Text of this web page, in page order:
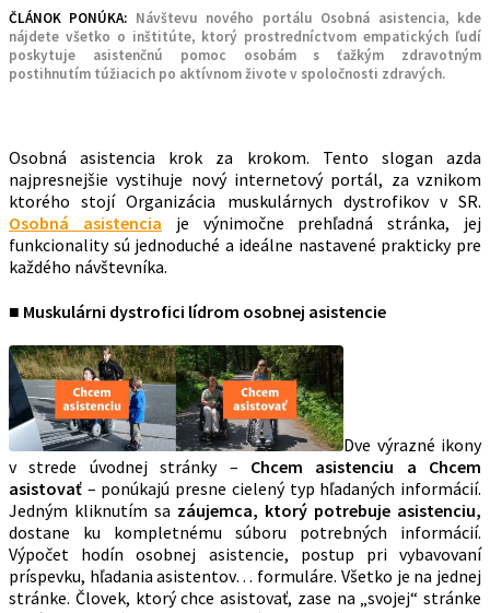
ČLÁNOK PONÚKA: Návštevu nového portálu Osobná asistencia, kde
nájdete všetko o inštitúte, ktorý prostredníctvom empatických ľudí
poskytuje asistenčnú pomoc osobám s ťažkým zdravotným
postihnutím túžiacich po aktívnom živote v spoločnosti zdravých.
Osobná asistencia krok za krokom. Tento slogan azda
najpresnejšie vystihuje nový internetový portál, za vznikom
ktorého stojí Organizácia muskulárnych dystrofikov v SR.
Osobná asistencia je výnimočne prehľadná stránka, jej
funkcionality sú jednoduché a ideálne nastavené prakticky pre
každého návštevníka.
■ Muskulárni dystrofici lídrom osobnej asistencie
Dve výrazné ikony
v strede úvodnej stránky – Chcem asistenciu a Chcem
asistovať – ponúkajú presne cielený typ hľadaných informácií.
Jedným kliknutím sa záujemca, ktorý potrebuje asistenciu,
dostane ku kompletnému súboru potrebných informácií.
Výpočet hodín osobnej asistencie, postup pri vybavovaní
príspevku, hľadania asistentov… formuláre. Všetko je na jednej
stránke. Človek, ktorý chce asistovať, zase na „svojej“ stránke